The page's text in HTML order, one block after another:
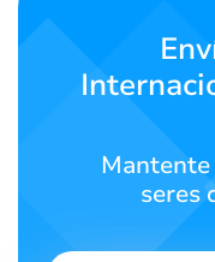
Contáctanos
Español
SIGN UPseres